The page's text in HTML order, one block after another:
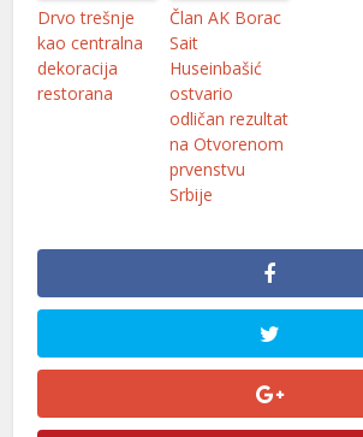
Drvo trešnje
kao centralna
dekoracija
restorana
Član AK Borac
Sait
Huseinbašić
ostvario
odličan rezultat
na Otvorenom
prvenstvu
Srbije